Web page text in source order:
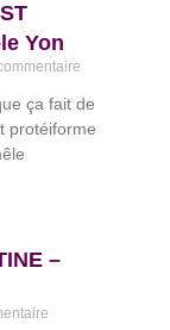
Yon
ça fait de
protéiforme
–